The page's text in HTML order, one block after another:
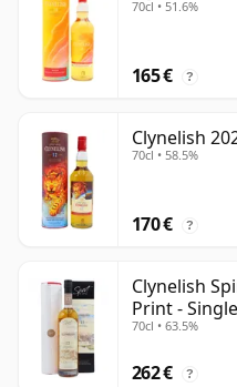
70cl • 51.6%
165 € ?
Clynelish
70cl • 58.5%
170 € ?
Clynelish
Print -
70cl • 63.5%
262 € ?